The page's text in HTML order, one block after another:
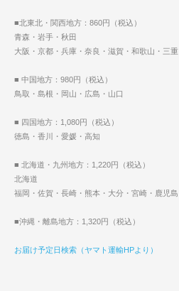
■北東北・関西地方：860円（税込）
青森・岩手・秋田
大阪・京都・兵庫・奈良・滋賀・和歌山・三重
■ 中国地方：980円（税込）
鳥取・島根・岡山・広島・山口
■ 四国地方：1,080円（税込）
徳島・香川・愛媛・高知
■ 北海道・九州地方：1,220円（税込）
北海道
福岡・佐賀・長崎・熊本・大分・宮崎・鹿児島
■沖縄・離島地方：1,320円（税込）
お届け予定日検索（ヤマト運輸HPより）